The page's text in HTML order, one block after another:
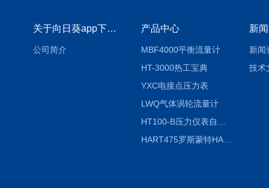
关于向日葵app下载安装官方免费下载
公司简介
产品中心
MBF4000平衡流量计
HT-3000热工宝典
YXC电接点压力表
LWQ气体涡轮流量计
HART475罗斯蒙特HART475手操器
新
新闻
技术